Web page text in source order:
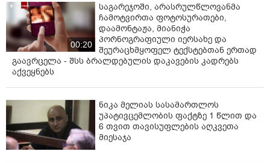
00:20
საგარეჯოში, არასრულწლოვანმა
ჩამოტვირთა ფოტოსურათები,
დაამონტაჟა, მიანიჭა
პორნოგრაფიული იერსახე და
შეურაცხმყოფელ ტექსტებთან ერთად
გაავრცელა - შსს ბრალდებულის დაკავების კადრებს
აქვეყნებს
ნიკა მელიას სასამართლოს
უპატივცემლობის ფაქტზე 1 წლით და
6 თვით თავისუფლების აღკვეთა
მიესაჯა